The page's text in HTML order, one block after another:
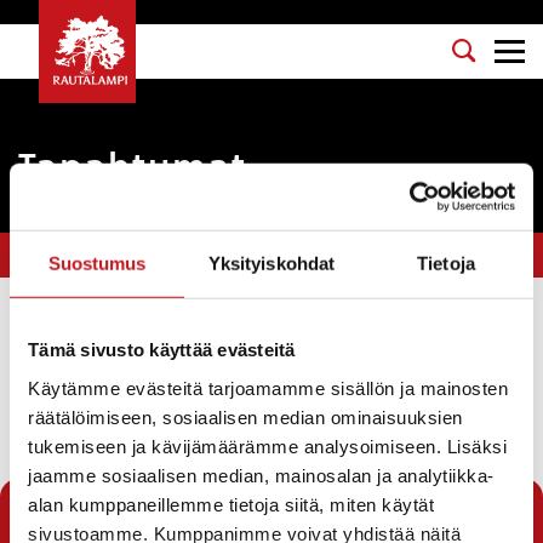
Suostumus Yksityiskohdat Tietoja
Tämä sivusto käyttää evästeitä
Käytämme evästeitä tarjoamamme sisällön ja mainosten
räätälöimiseen, sosiaalisen median ominaisuuksien
tukemiseen ja kävijämäärämme analysoimiseen. Lisäksi
jaamme sosiaalisen median, mainosalan ja analytiikka-
alan kumppaneillemme tietoja siitä, miten käytät
sivustoamme. Kumppanimme voivat yhdistää näitä
Tapahtumat
Olet tässä:Etusivu kulttuuri>Sivu 2
Suodata
1 2